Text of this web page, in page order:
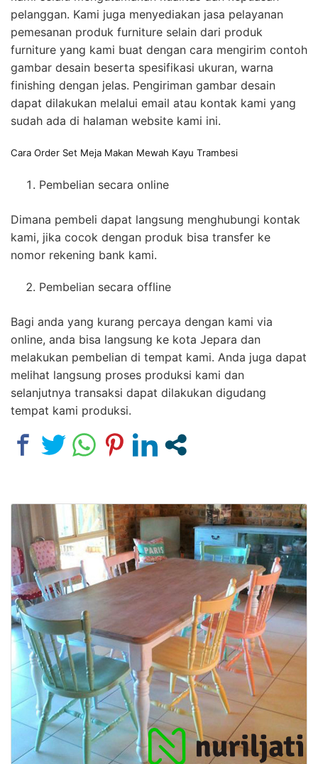
pelanggan. Kami juga menyediakan jasa pelayanan
pemesanan produk furniture selain dari produk
furniture yang kami buat dengan cara mengirim contoh
gambar desain beserta spesifikasi ukuran, warna
finishing dengan jelas. Pengiriman gambar desain
dapat dilakukan melalui email atau kontak kami yang
sudah ada di halaman website kami ini.
Cara Order Set Meja Makan Mewah Kayu Trambesi
Pembelian secara online
Dimana pembeli dapat langsung menghubungi kontak
kami, jika cocok dengan produk bisa transfer ke
nomor rekening bank kami.
Pembelian secara offline
Bagi anda yang kurang percaya dengan kami via
online, anda bisa langsung ke kota Jepara dan
melakukan pembelian di tempat kami. Anda juga dapat
melihat langsung proses produksi kami dan
selanjutnya transaksi dapat dilakukan digudang
tempat kami produksi.